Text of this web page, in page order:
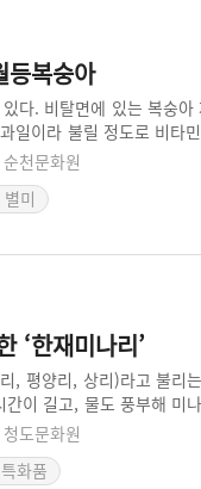
등복숭아
다. 비탈면에 있는 복숭
일이라 불릴 정도로 비타
뛰어나 일부러 찾는 사
지기 시작했으며 월등면
순천문화원
미
‘한재미나리’
, 평양리, 상리)라고 불리
이 길고, 물도 풍부해 미
대 이후로 본격적으로
해 대규모로 재배하고 있
이 차 있지만 질감이 연하
청도문화원
화품